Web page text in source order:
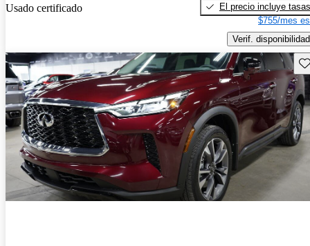
Usado certificado
El precio incluye tasas
$755/mes
Verif. disponibilidad